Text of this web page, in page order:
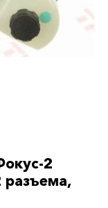
2
разъема,